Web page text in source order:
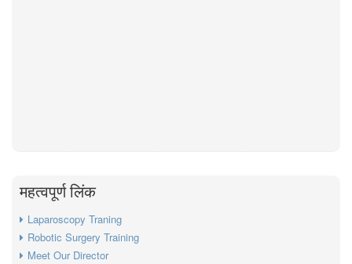
महत्वपूर्ण लिंक
Laparoscopy Traning
Robotic Surgery Training
Meet Our Director